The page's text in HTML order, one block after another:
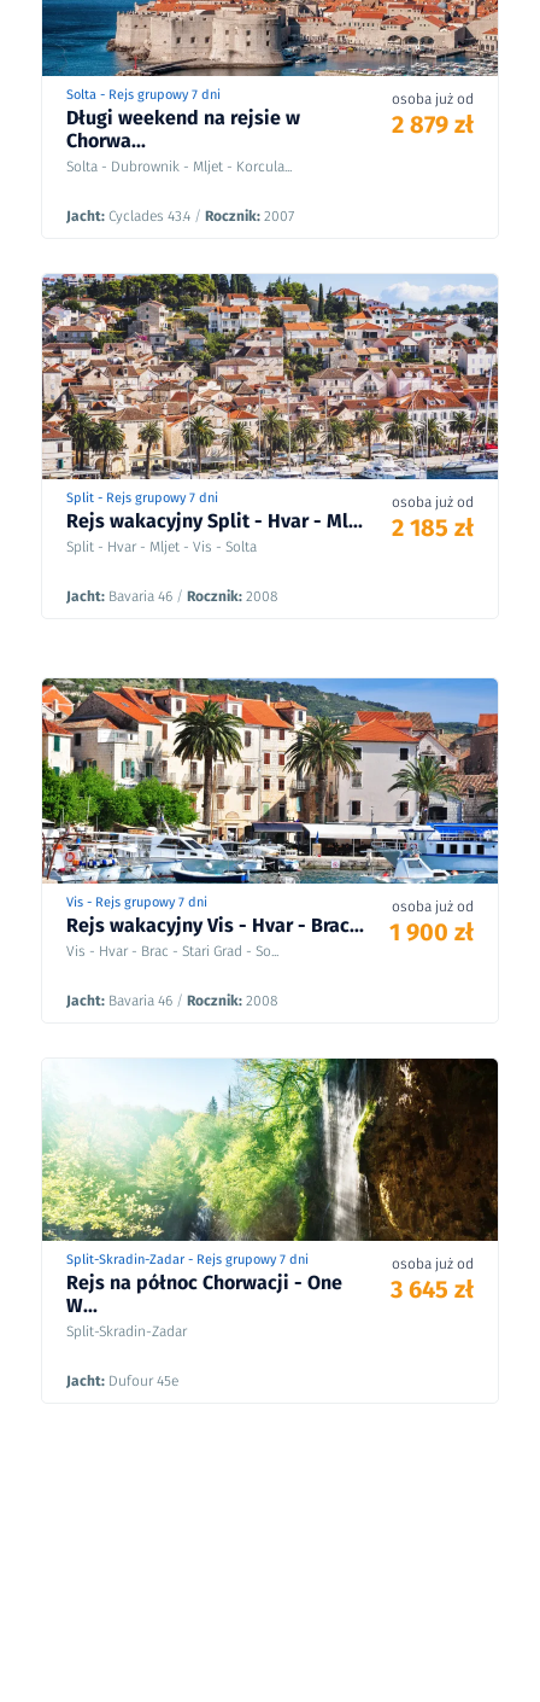
Solta - Rejs grupowy 7 dni
Długi weekend na rejsie w
Chorwa...
Solta - Dubrownik - Mljet - Korcula...
Jacht: Cyclades 43.4 / Rocznik: 2007
osoba już od
2 879 zł
Split - Rejs grupowy 7 dni
Rejs wakacyjny Split - Hvar - Ml...
Split - Hvar - Mljet - Vis - Solta
Jacht: Bavaria 46 / Rocznik: 2008
osoba już od
2 185 zł
Vis - Rejs grupowy 7 dni
Rejs wakacyjny Vis - Hvar - Brac...
Vis - Hvar - Brac - Stari Grad - So...
Jacht: Bavaria 46 / Rocznik: 2008
osoba już od
1 900 zł
Split-Skradin-Zadar - Rejs grupowy 7 dni
Rejs na północ Chorwacji - One
W...
Split-Skradin-Zadar
Jacht: Dufour 45e
osoba już od
3 645 zł